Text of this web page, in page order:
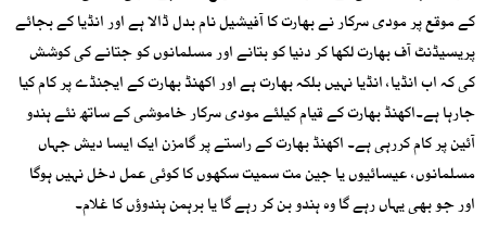
کے موقع پر مودی سرکار نے بھارت کا آفیشیل نام بدل ڈالا ہے اور انڈیا کے بجائے
پریسیڈنٹ آف بھارت لکھا کر دنیا کو بتانے اور مسلمانوں کو جتانے کی کوشش
کی کہ اب انڈیا، انڈیا نہیں بلکہ بھارت ہے اور اکھنڈ بھارت کے ایجنڈے پر کام کیا
جارہا ہے۔اکھنڈ بھارت کے قیام کیلئے مودی سرکار خاموشی کے ساتھ نئے ہندو
آئین پر کام کررہی ہے۔ اکھنڈ بھارت کے راستے پر گامزن ایک ایسا دیش جہاں
مسلمانوں، عیسائیوں یا جین مت سمیت سکھوں کا کوئی عمل دخل نہیں ہوگا
اور جو بھی یہاں رہے گا وہ ہندو بن کر رہے گا یا برہمن ہندوؤں کا غلام۔